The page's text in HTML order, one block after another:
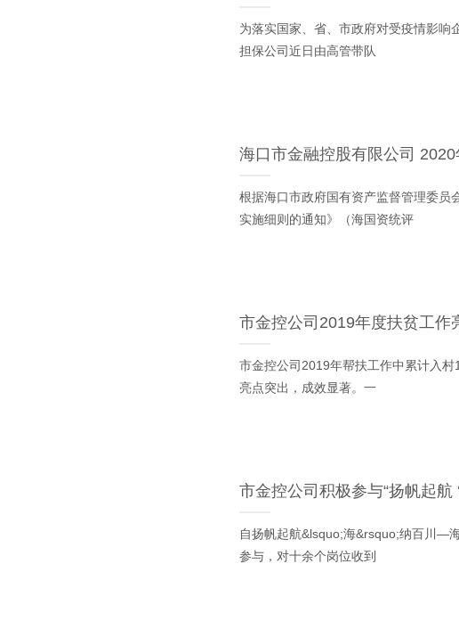
为落实国家、省、市政府对受疫情影响
担保公司近日由高管带队
海口市金融控股有限公司
根据海口市政府国有资产监督管理委员
实施细则的通知》（海国资统评
市金控公司2019年度扶贫工作
市金控公司2019年帮扶工作中累计入
亮点突出，成效显著。一
市金控公司积极参与“扬帆起航
自扬帆起航&lsquo;海&rsquo;纳百川—
参与，对十余个岗位收到